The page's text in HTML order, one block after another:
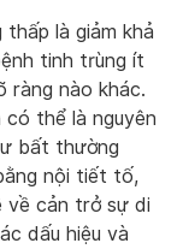
thấp là giảm khả
tinh trùng ít
ràng nào khác.
thể là nguyên
bất thường
nội tiết tố,
về cản trở sự di
dấu hiệu và